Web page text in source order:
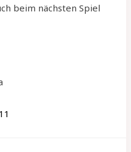
beim nächsten Spiel